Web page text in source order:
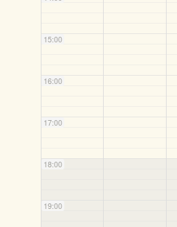
15:00
16:00
17:00
18:00
19:00